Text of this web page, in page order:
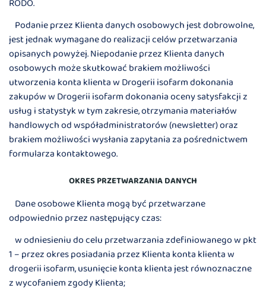
RODO.
Podanie przez Klienta danych osobowych jest dobrowolne,
jest jednak wymagane do realizacji celów przetwarzania
opisanych powyżej. Niepodanie przez Klienta danych
osobowych może skutkować brakiem możliwości
utworzenia konta klienta w Drogerii isofarm dokonania
zakupów w Drogerii isofarm dokonania oceny satysfakcji z
usług i statystyk w tym zakresie, otrzymania materiałów
handlowych od współadministratorów (newsletter) oraz
brakiem możliwości wysłania zapytania za pośrednictwem
formularza kontaktowego.
OKRES PRZETWARZANIA DANYCH
Dane osobowe Klienta mogą być przetwarzane
odpowiednio przez następujący czas:
w odniesieniu do celu przetwarzania zdefiniowanego w pkt
1 – przez okres posiadania przez Klienta konta klienta w
drogerii isofarm, usunięcie konta klienta jest równoznaczne
z wycofaniem zgody Klienta;